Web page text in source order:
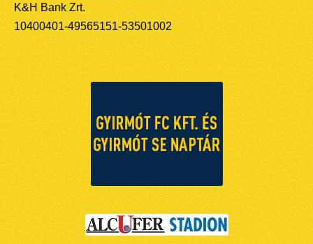
K&H Bank Zrt.
10400401-49565151-53501002